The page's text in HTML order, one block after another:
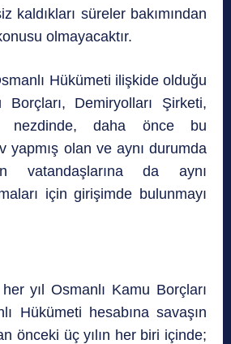
kaldıkları süreler bakımından
olmayacaktır.
Hükümeti ilişkide olduğu
Demiryolları Şirketi,
nezdinde, daha önce bu
yapmış olan ve aynı durumda
vatandaşlarına da aynı
için girişimde bulunmayı
yıl Osmanlı Kamu Borçları
Hükümeti hesabına savaşın
önceki üç yılın her biri içinde;